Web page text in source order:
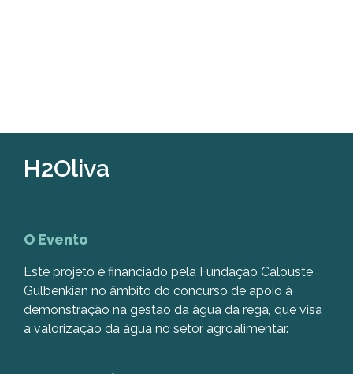
H2Oliva
O Evento
Este projeto é financiado pela Fundação Calouste
Gulbenkian no âmbito do concurso de apoio à
demonstração na gestão da água da rega, que visa
a valorização da água no setor agroalimentar.